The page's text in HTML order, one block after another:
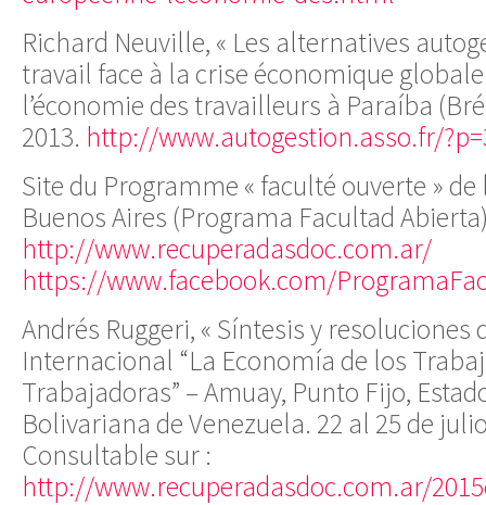
Richard Neuville, « Les alternatives
travail face à la crise économique
l’économie des travailleurs à Paraíba
2013. http://www.autogestion.asso.fr/
Site du Programme « faculté ouverte » de
Buenos Aires (Programa Facultad
http://www.recuperadasdoc.com.ar/
https://www.facebook.com/
Andrés Ruggeri, « Síntesis y resoluciones
Internacional “La Economía de los
Trabajadoras” – Amuay, Punto Fijo,
Bolivariana de Venezuela. 22 al 25 de
Consultable sur :
http://www.recuperadasdoc.com.ar/